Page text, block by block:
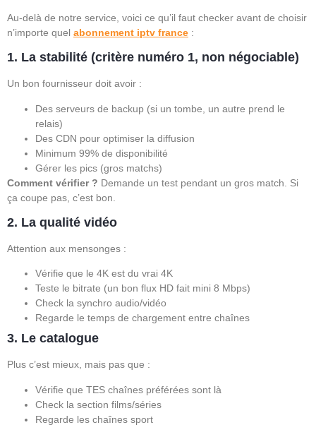
Au-delà de notre service, voici ce qu’il faut checker avant de choisir
n’importe quel abonnement iptv france :
1. La stabilité (critère numéro 1, non négociable)
Un bon fournisseur doit avoir :
Des serveurs de backup (si un tombe, un autre prend le
relais)
Des CDN pour optimiser la diffusion
Minimum 99% de disponibilité
Gérer les pics (gros matchs)
Comment vérifier ? Demande un test pendant un gros match. Si
ça coupe pas, c’est bon.
2. La qualité vidéo
Attention aux mensonges :
Vérifie que le 4K est du vrai 4K
Teste le bitrate (un bon flux HD fait mini 8 Mbps)
Check la synchro audio/vidéo
Regarde le temps de chargement entre chaînes
3. Le catalogue
Plus c’est mieux, mais pas que :
Vérifie que TES chaînes préférées sont là
Check la section films/séries
Regarde les chaînes sport